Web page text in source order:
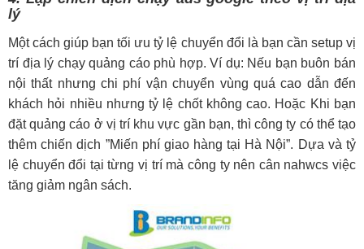
lý
Một cách giúp bạn tối ưu tỷ lệ chuyển đổi là bạn cần setup vị
trí địa lý chạy quảng cáo phù hợp. Ví dụ: Nếu bạn buôn bán
nội thất nhưng chi phí vận chuyển vùng quá cao dẫn đến
khách hỏi nhiều nhưng tỷ lệ chốt không cao. Hoặc Khi bạn
đặt quảng cáo ở vị trí khu vực gần bạn, thì công ty có thể tạo
thêm chiến dịch ”Miến phí giao hàng tại Hà Nội”. Dựa và tỷ
lệ chuyển đổi tại từng vị trí mà công ty nên cân nahwcs việc
tăng giảm ngân sách.